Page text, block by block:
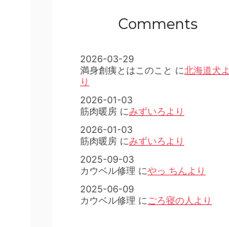
Comments
2026-03-29
満身創痍とはこのこと に北海道犬よ
り
2026-01-03
筋肉暖房 にみずいろより
2026-01-03
筋肉暖房 にみずいろより
2025-09-03
カウベル修理 にやっ ちんより
2025-06-09
カウベル修理 に ごろ寝の人より